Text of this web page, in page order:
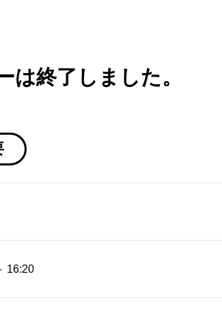
は終了しました。
16:20